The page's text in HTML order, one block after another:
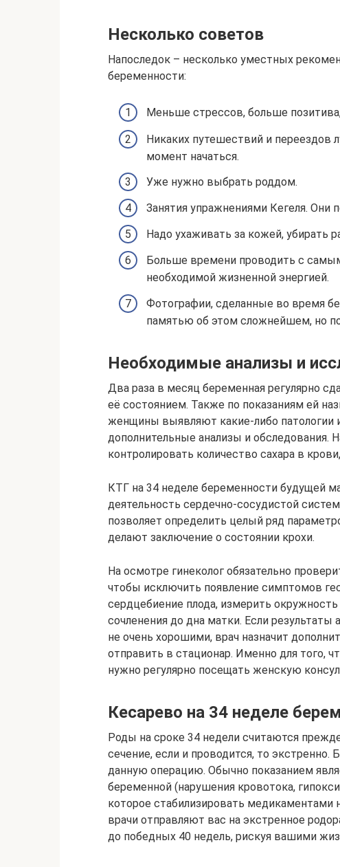
Несколько советов
Напоследок – несколько уместных
беременности:
Меньше стрессов, больше
Никаких путешествий и переездов
момент начаться.
Уже нужно выбрать роддом.
Занятия упражнениями Кегеля.
Надо ухаживать за кожей, убирать
Больше времени проводить с
необходимой жизненной энергией.
Фотографии, сделанные во время
памятью об этом сложнейшем, но
Необходимые анализы и
Два раза в месяц беременная регулярно
её состоянием. Также по показаниям ей
женщины выявляют какие-либо патологии
дополнительные анализы и обследования.
контролировать количество сахара в
КТГ на 34 неделе беременности будущей
деятельность сердечно-сосудистой
позволяет определить целый ряд
делают заключение о состоянии крохи.
На осмотре гинеколог обязательно
чтобы исключить появление симптомов
сердцебиение плода, измерить
сочленения до дна матки. Если результаты
не очень хорошими, врач назначит
отправить в стационар. Именно для того,
нужно регулярно посещать женскую
Кесарево на 34 неделе
Роды на сроке 34 недели считаются
сечение, если и проводится, то экстренно.
данную операцию. Обычно показанием
беременной (нарушения кровотока,
которое стабилизировать
врачи отправляют вас на экстренное
до победных 40 недель, рискуя вашими